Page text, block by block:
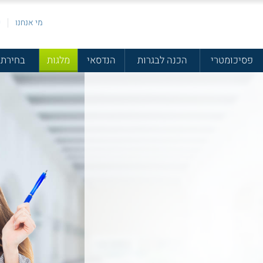
מי אנחנו
פסיכומטרי הכנה לבגרות הנדסאי מלגות